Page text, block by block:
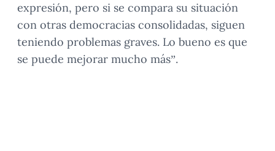
expresión, pero si se compara su situación
con otras democracias consolidadas, siguen
teniendo problemas graves. Lo bueno es que
se puede mejorar mucho más”.